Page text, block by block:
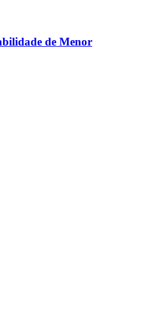
de Menor